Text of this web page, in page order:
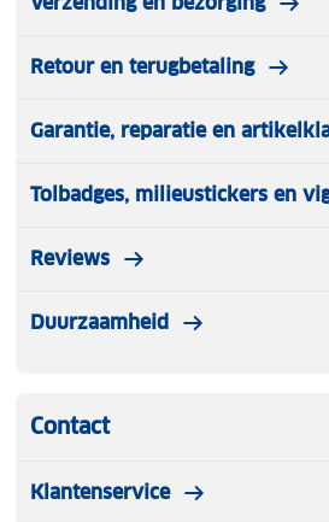
Retour en terugbetaling
Garantie, reparatie en
Tolbadges, milieustickers en
Reviews
Duurzaamheid
Contact
Klantenservice